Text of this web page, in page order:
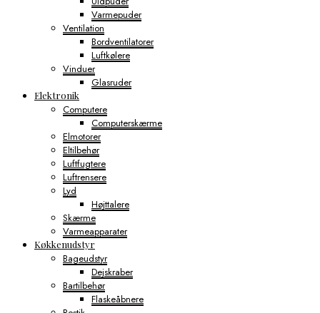
Varmepuder
Ventilation
Bordventilatorer
Luftkølere
Vinduer
Glasruder
Elektronik
Computere
Computerskærme
Elmotorer
Eltilbehør
Luftfugtere
Luftrensere
Lyd
Højttalere
Skærme
Varmeapparater
Køkkenudstyr
Bageudstyr
Dejskraber
Bartilbehør
Flaskeåbnere